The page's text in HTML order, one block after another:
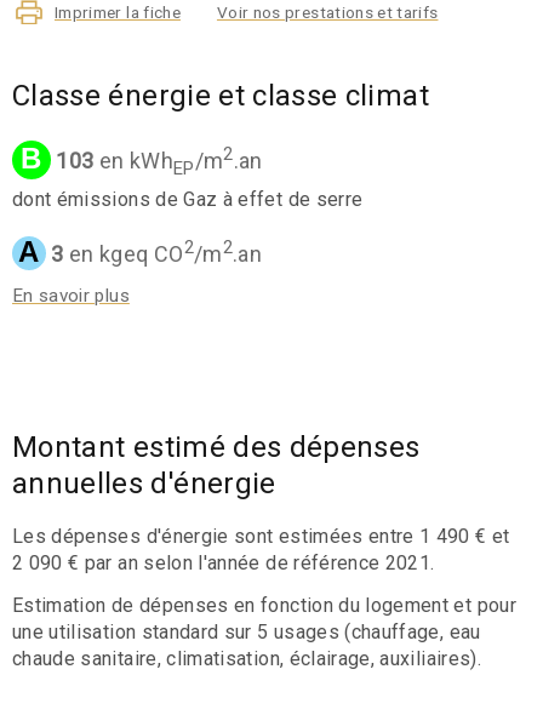
Imprimer la fiche Voir nos prestations et tarifs
Classe énergie et classe climat
B 103 en kWhEP/m2.an
dont émissions de Gaz à effet de serre
A 3 en kgeq CO2/m2.an
En savoir plus
Montant estimé des dépenses
annuelles d'énergie
Les dépenses d'énergie sont estimées entre 1 490 € et
2 090 € par an selon l'année de référence 2021.
Estimation de dépenses en fonction du logement et pour
une utilisation standard sur 5 usages (chauffage, eau
chaude sanitaire, climatisation, éclairage, auxiliaires).